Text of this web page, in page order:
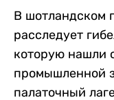
В шотландском
расследует
которую нашли
промышленной
палаточный